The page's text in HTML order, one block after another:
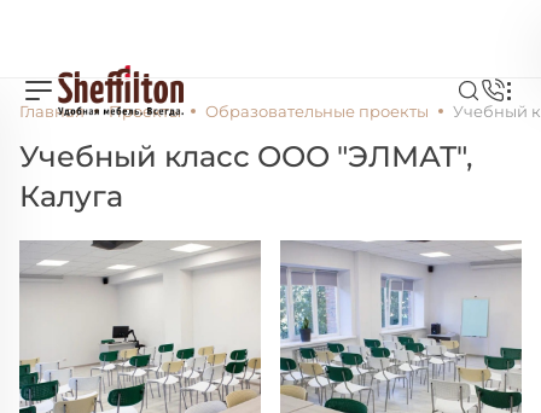
Главная Проекты Образовательные проекты Учебный
Учебный класс ООО "ЭЛМАТ",
Калуга